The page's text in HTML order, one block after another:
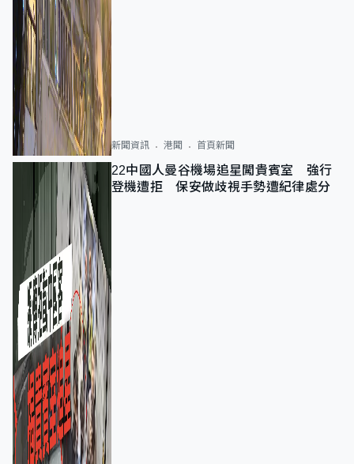
新聞資訊 港聞 首頁新聞
22中國人曼谷機場追星闖貴賓室 強行
登機遭拒 保安做歧視手勢遭紀律處分